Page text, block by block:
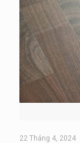
22 Tháng 4, 2024